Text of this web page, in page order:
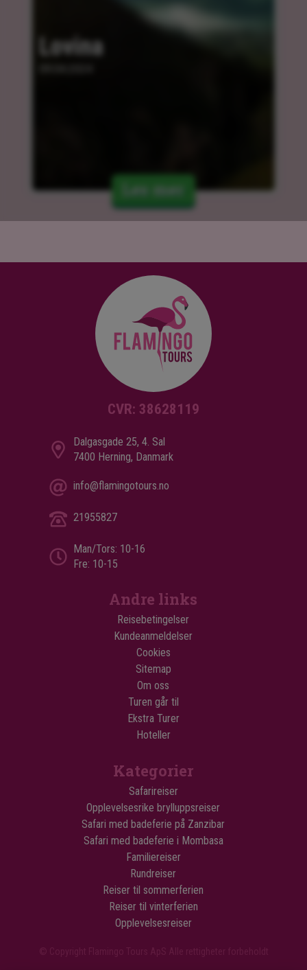
Lovina
Les mer
CVR: 38628119
Dalgasgade 25, 4. Sal
7400 Herning, Danmark
info@flamingotours.no
21955827
Man/Tors: 10-16
Fre: 10-15
Andre links
Reisebetingelser
Kundeanmeldelser
Cookies
Sitemap
Om oss
Turen går til
Ekstra Turer
Hoteller
Kategorier
Safarireiser
Opplevelsesrike brylluppsreiser
Safari med badeferie på Zanzibar
Safari med badeferie i Mombasa
Familiereiser
Rundreiser
Reiser til sommerferien
Reiser til vinterferien
Opplevelsesreiser